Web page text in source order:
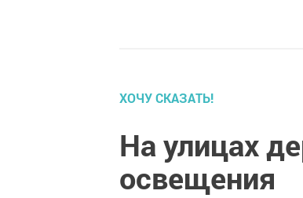
ХОЧУ СКАЗАТЬ!
На улицах
освещения